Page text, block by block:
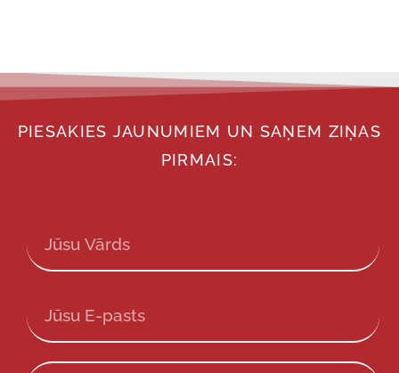
PIESAKIES JAUNUMIEM UN SAŅEM ZIŅAS
PIRMAIS: